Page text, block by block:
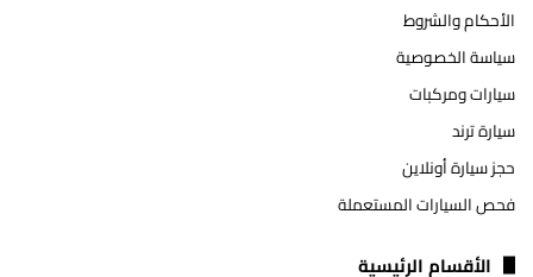
الأحكام والشروط
سياسة الخصوصية
سيارات ومركبات
سيارة ترند
حجز سيارة أونلاين
فحص السيارات المستعملة
الأقسام الرئيسية